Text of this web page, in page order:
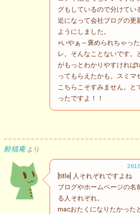
グもしているので分けてい
近になって会社ブログの更
ようにしました。
>いやぁ～褒められちゃっ
レ。そんなことないです。
がもっとわかりやすければ
ってもらえたかも。スミマ
こちらこそすみません。と
ったですよ！！
酔猫庵 より
[title] 人それぞれですよね
ブログやホームページの名
る人それぞれ。
macおたくになりたかった